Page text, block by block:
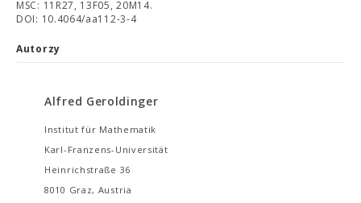
MSC: 11R27, 13F05, 20M14.
DOI: 10.4064/aa112-3-4
Autorzy
Alfred Geroldinger
Institut für Mathematik
Karl-Franzens-Universität
Heinrichstraße 36
8010 Graz, Austria